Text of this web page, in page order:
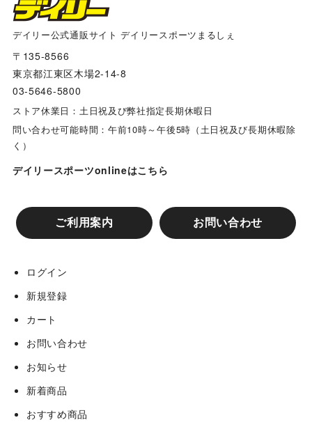
デイリー公式通販サイト デイリースポーツまるしぇ
〒135-8566
東京都江東区木場2-14-8
03-5646-5800
ストア休業日：土日祝及び弊社指定長期休暇日
問い合わせ可能時間：午前10時～午後5時（土日祝及び長期休暇除
く）
デイリースポーツonlineはこちら
ご利用案内 お問い合わせ
ログイン
新規登録
カート
お問い合わせ
お知らせ
新着商品
おすすめ商品